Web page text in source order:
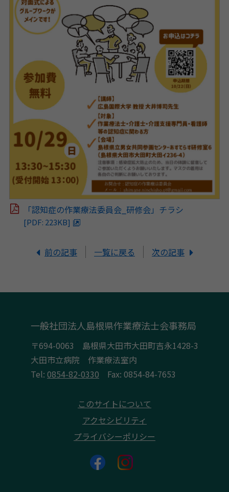
「認知症の作業療法委員会_研修会」チラシ
[PDF: 223KB]
前の記事 一覧に戻る 次の記事
一般社団法人島根県作業療法士会事務局
〒694-0063 島根県大田市大田町吉永1428-3
大田市立病院 作業療法室内
Tel: 0854-82-0330 Fax: 0854-84-7653
このサイトについて
アクセシビリティ
プライバシーポリシー